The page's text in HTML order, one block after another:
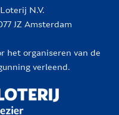
N.V.
JZ Amsterdam
het organiseren van de
verleend.